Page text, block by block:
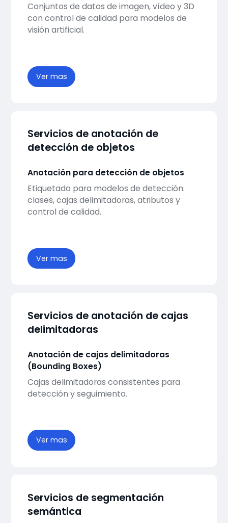
Conjuntos de datos de imagen, vídeo y 3D
con control de calidad para modelos de
visión artificial.
Ver mas
Servicios de anotación de
detección de objetos
Anotación para detección de objetos
Etiquetado para modelos de detección:
clases, cajas delimitadoras, atributos y
control de calidad.
Ver mas
Servicios de anotación de cajas
delimitadoras
Anotación de cajas delimitadoras
(Bounding Boxes)
Cajas delimitadoras consistentes para
detección y seguimiento.
Ver mas
Servicios de segmentación
semántica